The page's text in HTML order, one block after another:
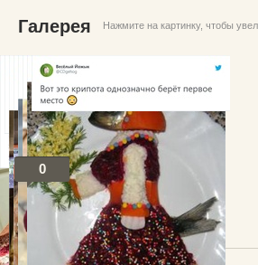
Галерея Нажмите на картинку, чтобы
0
Посты по теме